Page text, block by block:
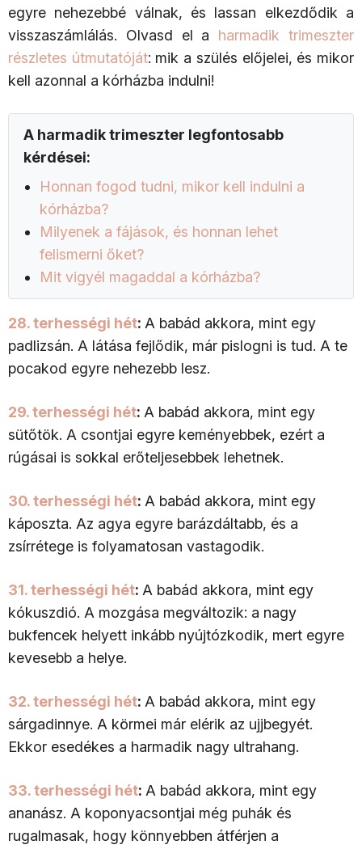
egyre nehezebbé válnak, és lassan elkezdődik a
visszaszámlálás. Olvasd el a harmadik trimeszter
részletes útmutatóját: mik a szülés előjelei, és mikor
kell azonnal a kórházba indulni!
A harmadik trimeszter legfontosabb
kérdései:
Honnan fogod tudni, mikor kell indulni a
kórházba?
Milyenek a fájások, és honnan lehet
felismerni őket?
Mit vigyél magaddal a kórházba?
28. terhességi hét: A babád akkora, mint egy
padlizsán. A látása fejlődik, már pislogni is tud. A te
pocakod egyre nehezebb lesz.
29. terhességi hét: A babád akkora, mint egy
sütőtök. A csontjai egyre keményebbek, ezért a
rúgásai is sokkal erőteljesebbek lehetnek.
30. terhességi hét: A babád akkora, mint egy
káposzta. Az agya egyre barázdáltabb, és a
zsírrétege is folyamatosan vastagodik.
31. terhességi hét: A babád akkora, mint egy
kókuszdió. A mozgása megváltozik: a nagy
bukfencek helyett inkább nyújtózkodik, mert egyre
kevesebb a helye.
32. terhességi hét: A babád akkora, mint egy
sárgadinnye. A körmei már elérik az ujjbegyét.
Ekkor esedékes a harmadik nagy ultrahang.
33. terhességi hét: A babád akkora, mint egy
ananász. A koponyacsontjai még puhák és
rugalmasak, hogy könnyebben átférjen a